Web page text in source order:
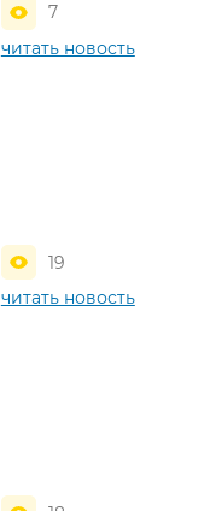
7
читать новость
19
читать новость